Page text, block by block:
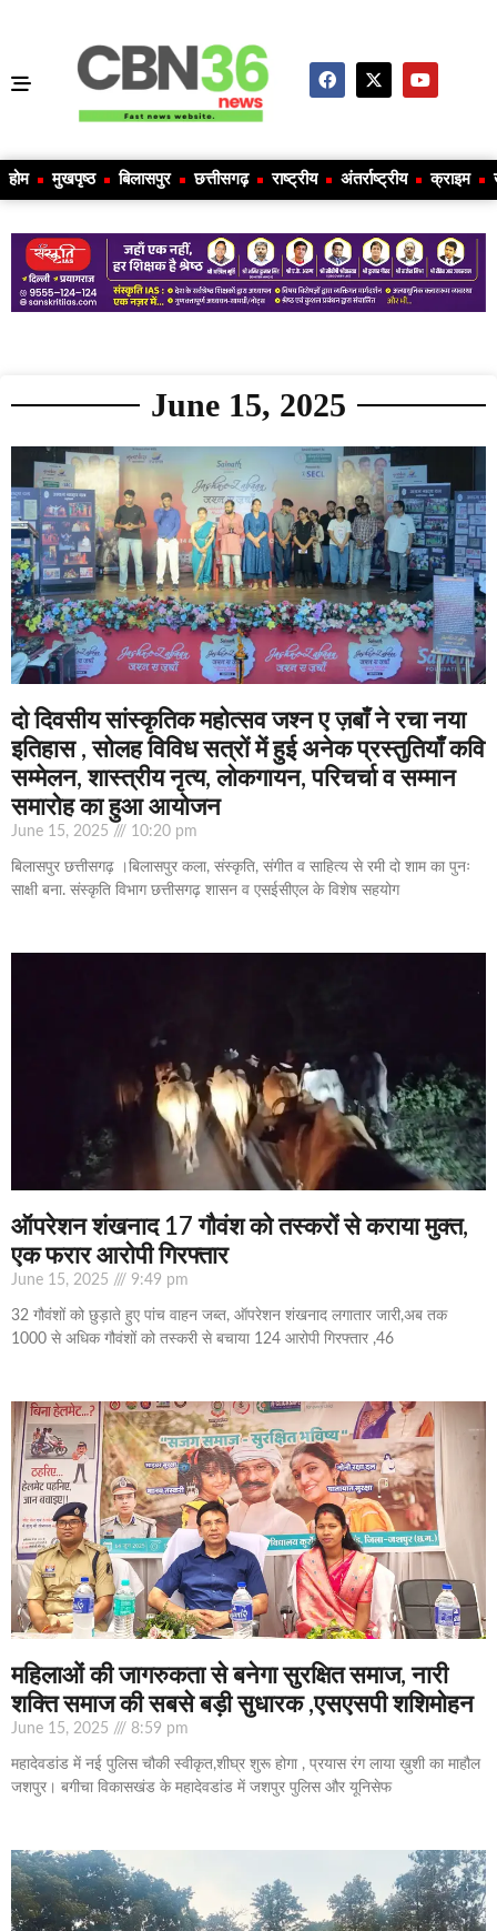
होम मुखपृष्ठ बिलासपुर छत्तीसगढ़ राष्ट्रीय अंतर्राष्ट्रीय क्राइम
June 15, 2025
दो दिवसीय सांस्कृतिक महोत्सव जश्न ए ज़बाँ ने रचा नया
इतिहास , सोलह विविध सत्रों में हुई अनेक प्रस्तुतियाँ कवि
सम्मेलन, शास्त्रीय नृत्य, लोकगायन, परिचर्चा व सम्मान
समारोह का हुआ आयोजन
June 15, 2025 10:20 pm
बिलासपुर छत्तीसगढ़ ।बिलासपुर कला, संस्कृति, संगीत व साहित्य से रमी दो शाम का पुनः
साक्षी बना. संस्कृति विभाग छत्तीसगढ़ शासन व एसईसीएल के विशेष सहयोग
ऑपरेशन शंखनाद 17 गौवंश को तस्करों से कराया मुक्त,
एक फरार आरोपी गिरफ्तार
June 15, 2025 9:49 pm
32 गौवंशों को छुड़ाते हुए पांच वाहन जब्त, ऑपरेशन शंखनाद लगातार जारी,अब तक
1000 से अधिक गौवंशों को तस्करी से बचाया 124 आरोपी गिरफ्तार ,46
महिलाओं की जागरुकता से बनेगा सुरक्षित समाज, नारी
शक्ति समाज की सबसे बड़ी सुधारक ,एसएसपी शशिमोहन
June 15, 2025 8:59 pm
महादेवडांड में नई पुलिस चौकी स्वीकृत,शीघ्र शुरू होगा , प्रयास रंग लाया ख़ुशी का माहौल
जशपुर। बगीचा विकासखंड के महादेवडांड में जशपुर पुलिस और यूनिसेफ